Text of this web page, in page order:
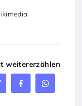
weitererzählen